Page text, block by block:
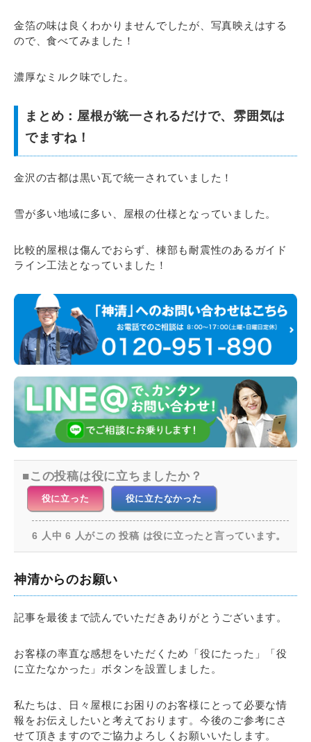
金箔の味は良くわかりませんでしたが、写真映えはする
ので、食べてみました！
濃厚なミルク味でした。
まとめ：屋根が統一されるだけで、雰囲気は
でますね！
金沢の古都は黒い瓦で統一されていました！
雪が多い地域に多い、屋根の仕様となっていました。
比較的屋根は傷んでおらず、棟部も耐震性のあるガイド
ライン工法となっていました！
この投稿は役に立ちましたか？
役に立った 役に立たなかった
6 人中 6 人がこの 投稿 は役に立ったと言っています。
神清からのお願い
記事を最後まで読んでいただきありがとうございます。
お客様の率直な感想をいただくため「役にたった」「役
に立たなかった」ボタンを設置しました。
私たちは、日々屋根にお困りのお客様にとって必要な情
報をお伝えしたいと考えております。今後のご参考にさ
せて頂きますのでご協力よろしくお願いいたします。